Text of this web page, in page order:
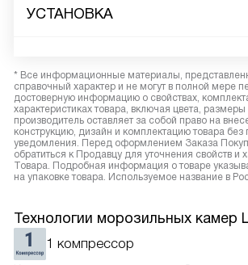
УСТАНОВКА
* Все информационные материалы,
справочный характер и не могут в полной мере
достоверную информацию о свойствах,
характеристиках товара, включая цвета,
производитель оставляет за собой право на
конструкцию, дизайн и комплектацию товара без
уведомления. Перед оформлением Заказа
обратиться к Продавцу для уточнения свойств и
Товара. Подробная информация о товаре
на упаковке товара. Используемое название в
Технологии морозильных камер
1 компрессор